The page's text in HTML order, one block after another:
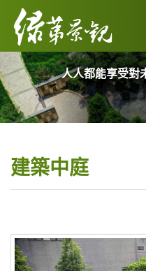
人人都能享受對
建築中庭